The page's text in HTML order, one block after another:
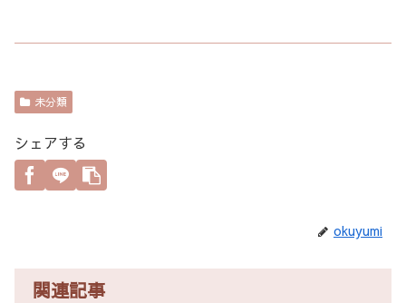
未分類
シェアする
okuyumi
関連記事